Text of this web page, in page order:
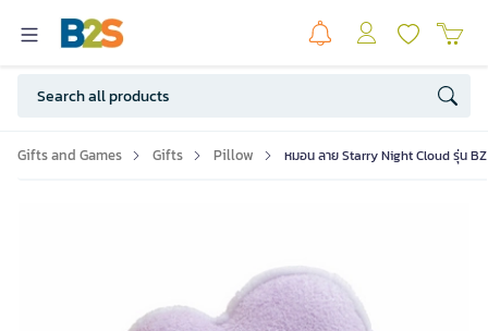
Gifts and Games Gifts Pillow หมอน ลาย Starry Night Cloud รุ่น